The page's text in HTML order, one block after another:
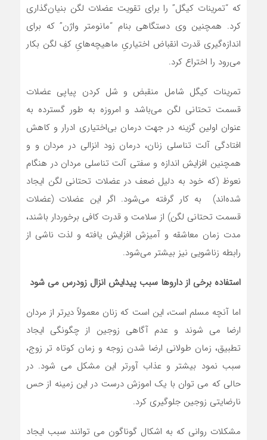
که “تمرینات کیگل” را برای تقویت عضلات لگن بنیان‌گذاری
کرد. همچنین وی دستگاهی بنام “مانومتر واژن” که برای
اندازه‌گیری قدرت انقباض اختیاریِ ماهیچه‌هایِ کفِ لگن بکار
می‌رود را اختراع کرد.
تمرینات کیگل شامل منقبض و شل کردن پیاپی عضلات
قسمت تحتانی لگن می‌باشد و امروزه به طور گسترده به
عنوان اولین گزینه در جهت درمان بی‌اختیاری ادرار و کاهش
افتادگی آلت تناسلی زنان، درمان زود انزالی در مردان و و
همچنین افزایش اندازه و سفتی آلت تناسلی مردان در هنگام
نعوظ (که خود به دلیل ضعف در عضلات تحتانی لگن ایجاد
شده‌اند) به کار گرفته می‌شود. اگر این عضلات (عضلات
قسمت تحتانی لگن) از سلامت و قدرت کافی برخوردار باشند،
مدت زمان معاشقه و آمیزش افزایش یافته و لذت ناشی از
رابطه زناشویی نیز بیشتر می‌شود.
استفاده برخی از داروها سبب پیدایش انزال زودرس مي شود
اما آنچه مسلم است، اين است كه زنان معمولاً ديرتر از مردان
ارضا مي شوند و عدم آگاهي زوجين از چگونگي ايجاد
تطبیق، زمان طولاني ارضا شدن زوجه و زمان كوتاه تر زوج،
سبب نمود بيشتر و عذاب آورتر اين مشكل مي شود. در
حالي كه مي توان با يك اموزش درست در اين زمينه از حس
نارضايتي زوجين جلوگيري كرد.
مشكلات رواني كه به اشكال گوناگون مي توانند سبب ايجاد